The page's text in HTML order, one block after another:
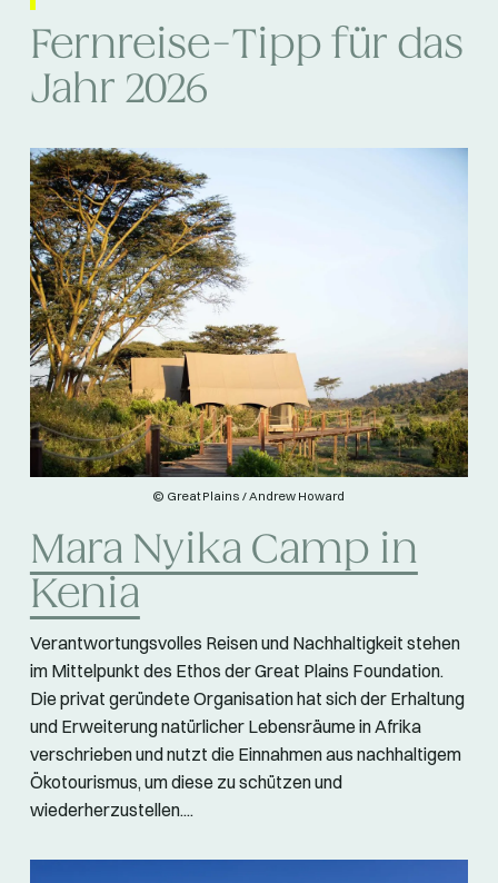
Fernreise-Tipp für das
Jahr 2026
© Great Plains / Andrew Howard
Mara Nyika Camp in
Kenia
Verantwortungsvolles Reisen und Nachhaltigkeit stehen
im Mittelpunkt des Ethos der Great Plains Foundation.
Die privat geründete Organisation hat sich der Erhaltung
und Erweiterung natürlicher Lebensräume in Afrika
verschrieben und nutzt die Einnahmen aus nachhaltigem
Ökotourismus, um diese zu schützen und
wiederherzustellen....